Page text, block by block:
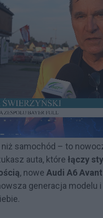
samochód – to
auta, które łączy
, nowe Audi A6 Avant
generacja modelu